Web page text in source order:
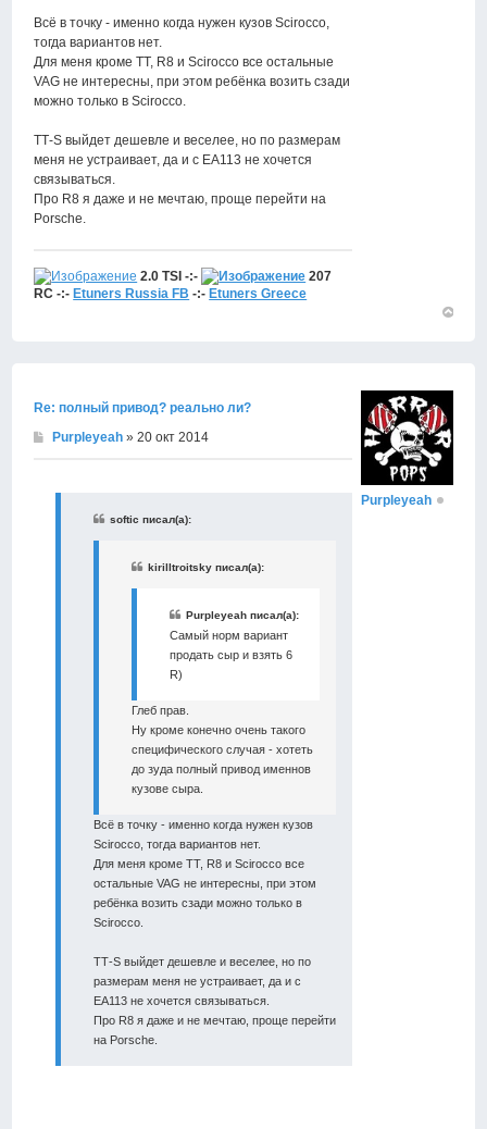
Всё в точку - именно когда нужен кузов Scirocco,
тогда вариантов нет.
Для меня кроме ТТ, R8 и Scirocco все остальные
VAG не интересны, при этом ребёнка возить сзади
можно только в Scirocco.
ТТ-S выйдет дешевле и веселее, но по размерам
меня не устраивает, да и с EA113 не хочется
связываться.
Про R8 я даже и не мечтаю, проще перейти на
Porsche.
2.0 TSI -:-
207
RC -:-Etuners Russia FB -:-Etuners Greece
Re: полный привод? реально ли?
Purpleyeah » 20 окт 2014
softic писал(а):
kirilltroitsky писал(а):
Purpleyeah писал(а):
Самый норм вариант
продать сыр и взять 6
R)
Глеб прав.
Ну кроме конечно очень такого
специфического случая - хотеть
до зуда полный привод именнов
кузове сыра.
Всё в точку - именно когда нужен кузов
Scirocco, тогда вариантов нет.
Для меня кроме ТТ, R8 и Scirocco все
остальные VAG не интересны, при этом
ребёнка возить сзади можно только в
Scirocco.
ТТ-S выйдет дешевле и веселее, но по
размерам меня не устраивает, да и с
EA113 не хочется связываться.
Про R8 я даже и не мечтаю, проще перейти
на Porsche.
Purpleyeah